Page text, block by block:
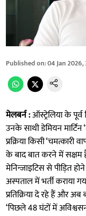
Published on:04 Jan 2026,
मेलबर्न :ऑस्ट्रेलिया के
उनके साथी डेमियन मार्टिन
प्रक्रिया किसी
के बाद बात करने में सक्षम
मेनिन्जाइटिस से पीड़ित
अस्पताल में भर्ती कराया
प्रतिक्रिया दे रहे हैं और
‘पिछले 48 घंटों में